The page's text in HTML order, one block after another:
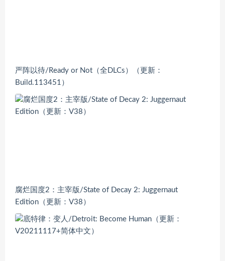
严阵以待/Ready or Not（全DLCs）（更新：
Build.113451）
腐烂国度2：主宰版/State of Decay 2: Juggernaut
Edition（更新：V38）